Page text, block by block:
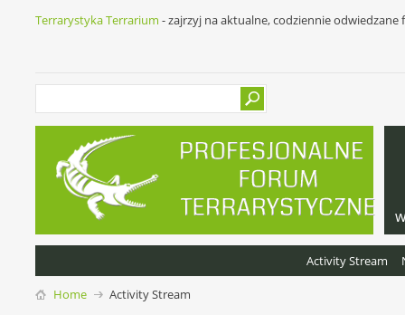
Terrarystyka Terrarium - zajrzyj na aktualne, codziennie
Activity Stream
Home Activity Stream